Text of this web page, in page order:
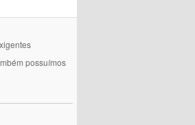
possuímos